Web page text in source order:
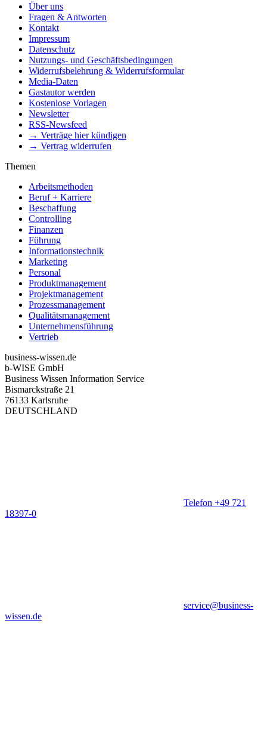
Über uns
Fragen & Antworten
Kontakt
Impressum
Datenschutz
Nutzungs- und Geschäftsbedingungen
Widerrufsbelehrung & Widerrufsformular
Media-Daten
Gastautor werden
Kostenlose Vorlagen
Newsletter
RSS-Newsfeed
→ Verträge hier kündigen
→ Vertrag widerrufen
Themen
Arbeitsmethoden
Beruf + Karriere
Beschaffung
Controlling
Finanzen
Führung
Informationstechnik
Marketing
Personal
Produktmanagement
Projektmanagement
Prozessmanagement
Qualitätsmanagement
Unternehmensführung
Vertrieb
business-wissen.de
b-WISE GmbH
Business Wissen Information Service
Bismarckstraße 21
76133 Karlsruhe
DEUTSCHLAND
Telefon +49 721
18397-0
service@business-
wissen.de